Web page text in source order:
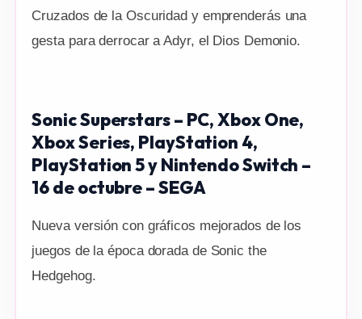
Cruzados de la Oscuridad y emprenderás una
gesta para derrocar a Adyr, el Dios Demonio.
Sonic Superstars – PC, Xbox One,
Xbox Series, PlayStation 4,
PlayStation 5 y Nintendo Switch –
16 de octubre – SEGA
Nueva versión con gráficos mejorados de los
juegos de la época dorada de Sonic the
Hedgehog.